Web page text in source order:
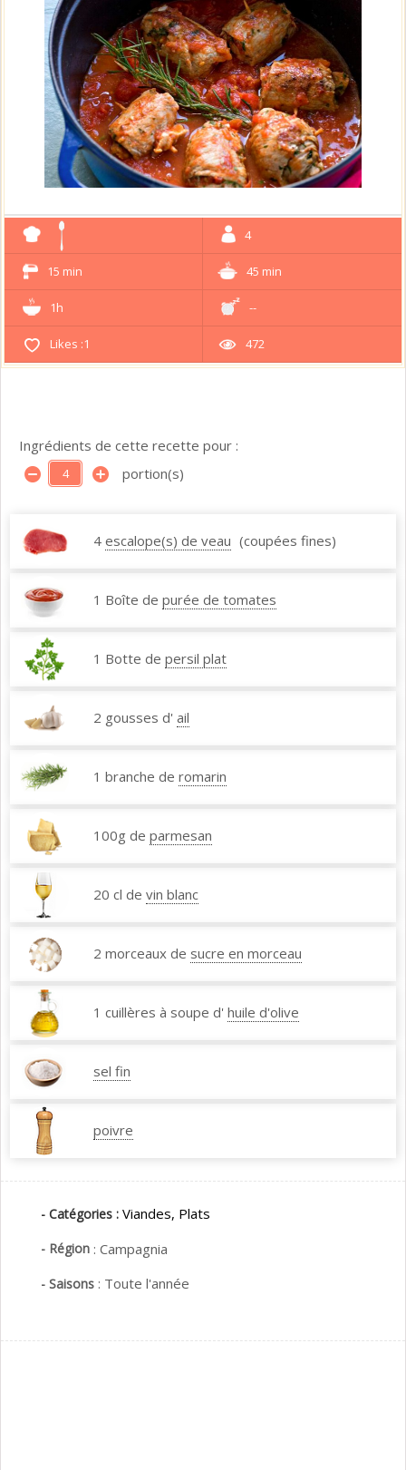
4
15 min 45 min
1h --
Likes :1 472
Ingrédients de cette recette pour :
portion(s)
4 escalope(s) de veau (coupées fines)
1 Boîte de purée de tomates
1 Botte de persil plat
2 gousses d' ail
1 branche de romarin
100g de parmesan
20 cl de vin blanc
2 morceaux de sucre en morceau
1 cuillères à soupe d' huile d'olive
sel fin
poivre
- Catégories : Viandes, Plats
- Région : Campagnia
- Saisons : Toute l'année